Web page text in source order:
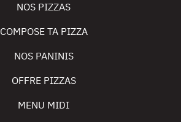
NOS PIZZAS
COMPOSE TA PIZZA
NOS PANINIS
OFFRE PIZZAS
MENU MIDI